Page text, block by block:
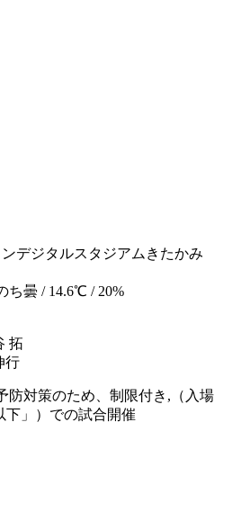
デジタルスタジアムきたかみ
ち曇 / 14.6℃ / 20%
拓
行
防対策のため、制限付き,（入場
下」）での試合開催